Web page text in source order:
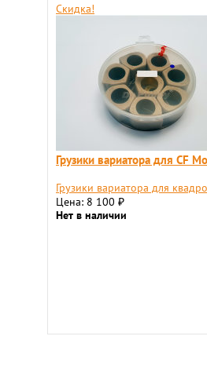
Скидка!
Грузики вариатора для CF
Грузики вариатора для
Цена: 8 100 ₽
Нет в наличии